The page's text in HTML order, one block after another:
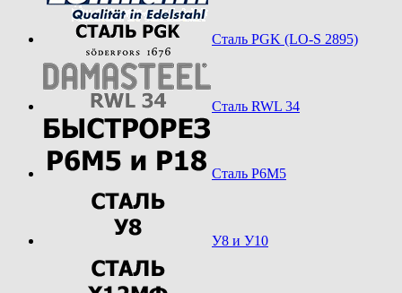
Сталь PGK (LO-S 2895)
Сталь RWL 34
Сталь Р6М5
У8 и У10